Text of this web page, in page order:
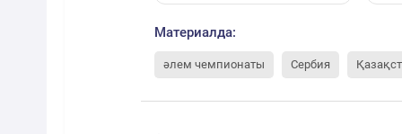
Материалда:
әлем чемпионаты Сербия